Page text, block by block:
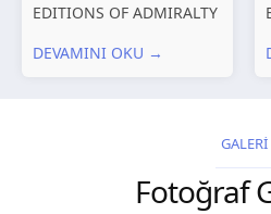
EDITIONS OF ADMIRALTY
PUBLICATIONS New
remarks 127 Korea
DEVAMINI OKU →
GALERİ
Fotoğraf